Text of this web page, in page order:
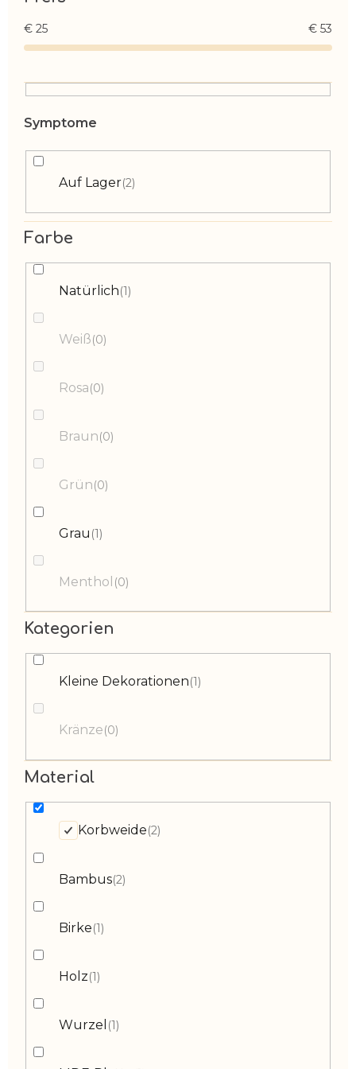
€ 25 € 53
Auf Lager 2
Farbe
Natürlich 1
Weiß 0
Rosa 0
Braun 0
Grün 0
Grau 1
Menthol 0
Kategorien
Kleine Dekorationen 1
Kränze 0
Material
Korbweide 2
Bambus 2
Birke 1
Holz 1
Wurzel 1